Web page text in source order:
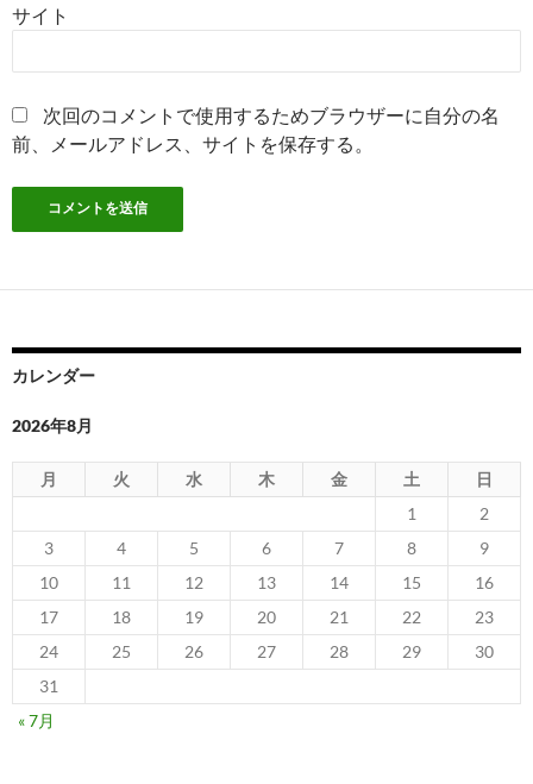
サイト
次回のコメントで使用するためブラウザーに自分の名
前、メールアドレス、サイトを保存する。
カレンダー
2026年8月
月 火 水 木 金 土
日
1
2
3
4 5 6 7 8
9
10
11 12 13 14 15
16
17
18 19 20 21 22
23
24
25 26 27 28 29
30
31
« 7月